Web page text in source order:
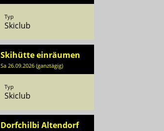
Typ
Skiclub
Skihütte einräumen
Sa 26.09.2026 (ganztägig)
Typ
Skiclub
Dorfchilbi Altendorf